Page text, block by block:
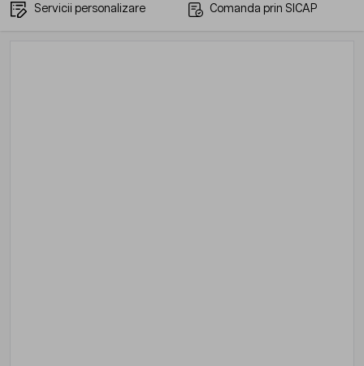
Servicii personalizare
Comanda prin SICAP